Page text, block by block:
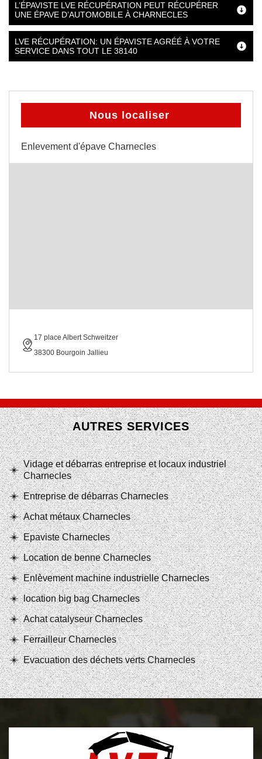
L’ÉPAVISTE LVE RÉCUPÉRATION PEUT RÉCUPÉRER
UNE ÉPAVE D’AUTOMOBILE À CHARNECLES
LVE RÉCUPÉRATION: UN ÉPAVISTE AGRÉÉ À VOTRE
SERVICE DANS TOUT LE 38140
Nous localiser
Enlevement d'épave Charnecles
17 place Albert Schweitzer
38300 Bourgoin Jallieu
AUTRES SERVICES
Vidage et débarras entreprise et locaux industriel
Charnecles
Entreprise de débarras Charnecles
Achat métaux Charnecles
Epaviste Charnecles
Location de benne Charnecles
Enlèvement machine industrielle Charnecles
location big bag Charnecles
Achat catalyseur Charnecles
Ferrailleur Charnecles
Evacuation des déchets verts Charnecles